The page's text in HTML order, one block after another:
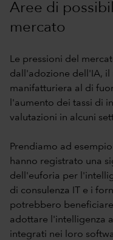
Aree di
mercato
Le pressioni del
dall'adozione dell'IA,
manifatturiera al di
l'aumento dei tassi di
valutazioni in alcuni
Prendiamo ad
hanno registrato una
dell'euforia per
di consulenza IT e i
potrebbero
adottare l'intelligenza
integrati nei loro